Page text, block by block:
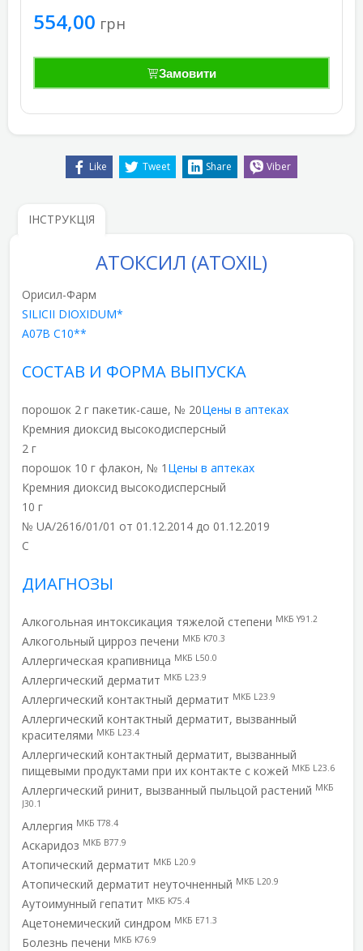
554,00 грн
Замовити
Like Tweet Share Viber
ІНСТРУКЦІЯ
АТОКСИЛ (ATOXIL)
Орисил-Фарм
SILICII DIOXIDUM*
A07B C10**
СОСТАВ И ФОРМА ВЫПУСКА
порошок 2 г пакетик-саше, № 20Цены в аптеках
Кремния диоксид высокодисперсный
2 г
порошок 10 г флакон, № 1 Цены в аптеках
Кремния диоксид высокодисперсный
10 г
№ UA/2616/01/01 от 01.12.2014 до 01.12.2019
C
ДИАГНОЗЫ
Алкогольная интоксикация тяжелой степени МКБ Y91.2
Алкогольный цирроз печени МКБ K70.3
Аллергическая крапивница МКБ L50.0
Аллергический дерматит МКБ L23.9
Аллергический контактный дерматит МКБ L23.9
Аллергический контактный дерматит, вызванный
красителями МКБ L23.4
Аллергический контактный дерматит, вызванный
пищевыми продуктами при их контакте с кожей МКБ L23.6
Аллергический ринит, вызванный пыльцой растений МКБ
J30.1
Аллергия МКБ T78.4
Аскаридоз МКБ B77.9
Атопический дерматит МКБ L20.9
Атопический дерматит неуточненный МКБ L20.9
Аутоимунный гепатит МКБ K75.4
Ацетонемический синдром МКБ E71.3
Болезнь печени МКБ K76.9